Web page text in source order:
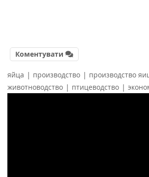
Коментувати
яйца | производство | производство
животноводство | птицеводство |